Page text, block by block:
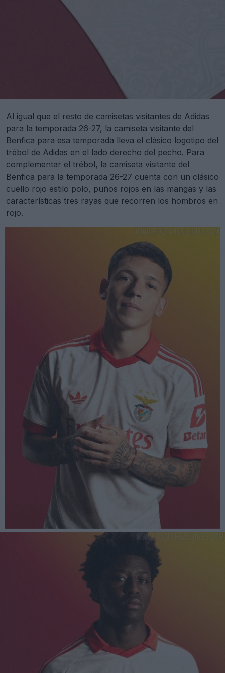
Al igual que el resto de camisetas visitantes de Adidas
para la temporada 26-27, la camiseta visitante del
Benfica para esa temporada lleva el clásico logotipo del
trébol de Adidas en el lado derecho del pecho. Para
complementar el trébol, la camiseta visitante del
Benfica para la temporada 26-27 cuenta con un clásico
cuello rojo estilo polo, puños rojos en las mangas y las
características tres rayas que recorren los hombros en
rojo.